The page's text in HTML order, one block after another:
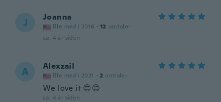
J Joanna
Ble med i 2016 · 12 omtaler
ca. 4 år siden
A Alexzail
Ble med i 2021 · 2 omtaler
We love it 😍😊
ca. 4 år siden